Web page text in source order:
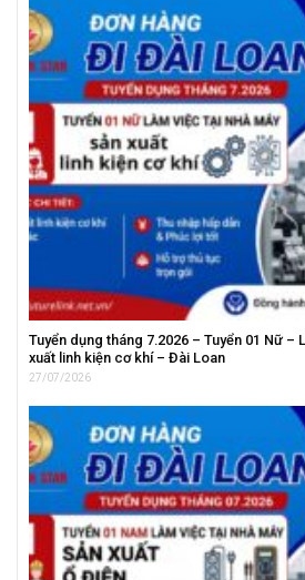
Tuyển dụng tháng 7.2026 – Tuyển 01 Nữ –
xuất linh kiện cơ khí – Đài Loan
27/07/2026